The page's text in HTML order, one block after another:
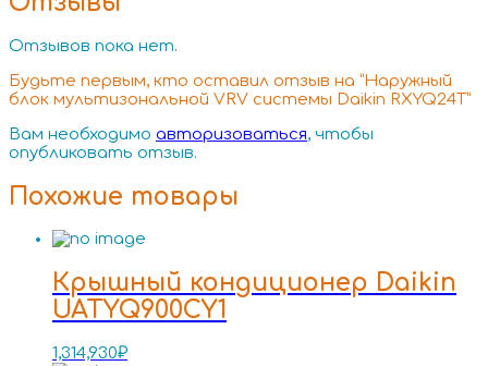
Отзывов пока нет.
Будьте первым, кто оставил отзыв на “Наружный
блок мультизональной VRV системы Daikin RXYQ24T”
Вам необходимо авторизоваться, чтобы
опубликовать отзыв.
Похожие товары
Крышный кондиционер Daikin
UATYQ900CY1
1,314,930₽